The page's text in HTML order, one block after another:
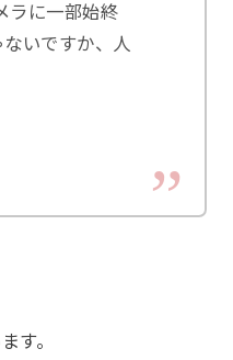
ラに一部始終
いですか、人
す。